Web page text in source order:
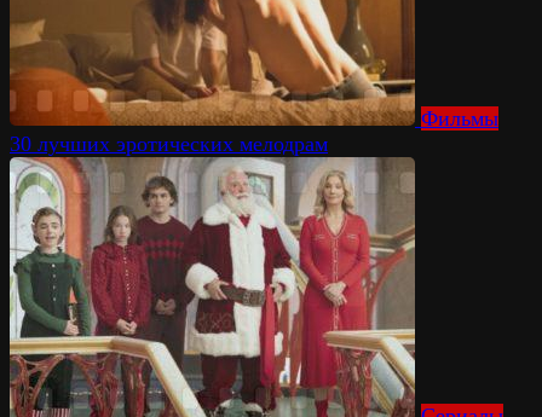
Фильмы
30 лучших эротических мелодрам